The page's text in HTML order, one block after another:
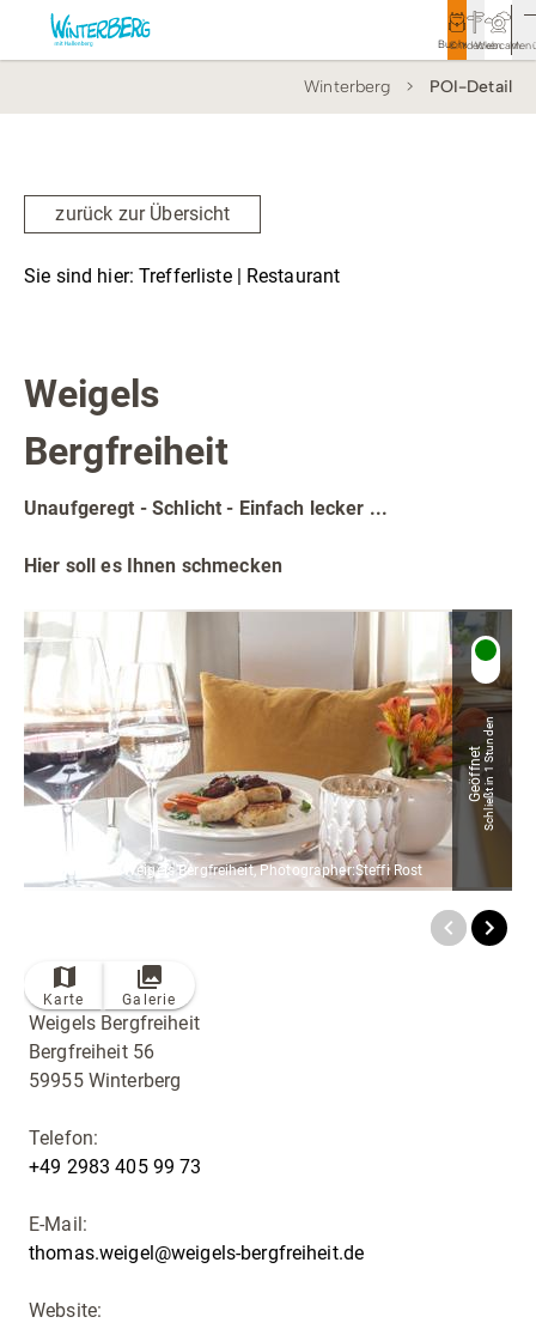
Buchen
Entdecken
Webcam
Rathaus
Vor Ort & Aktuelles
Veranstaltungen
Wandern
Tourist-Information
Winterberg POI-Detail
zurück zur Übersicht
Sie sind hier: Trefferliste | Restaurant
Weigels
Bergfreiheit
Unaufgeregt - Schlicht - Einfach lecker ...
Hier soll es Ihnen schmecken
© Bildrechte: Weigels Bergfreiheit, Photographer:Steffi Rost
GeöffnetSchließt in 1 Stunden
Karte Galerie
Weigels Bergfreiheit
Bergfreiheit 56
59955 Winterberg
Telefon:
+49 2983 405 99 73
E-Mail:
thomas.weigel@weigels-bergfreiheit.de
Website: